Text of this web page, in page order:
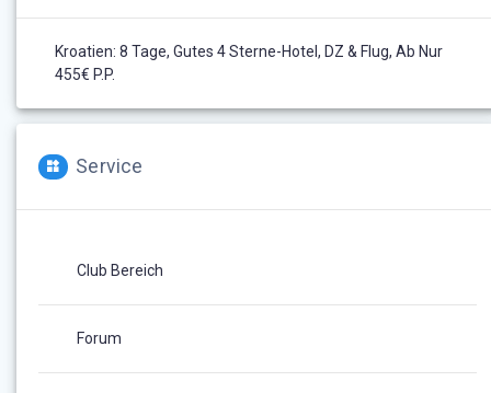
Kroatien: 8 Tage, Gutes 4 Sterne-Hotel, DZ & Flug, Ab Nur
455€ P.P.
Service
Club Bereich
Forum